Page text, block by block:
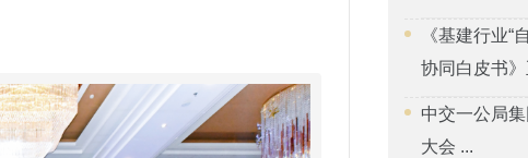
《基建行业“
协同白皮书
中交一公局
大会 ...